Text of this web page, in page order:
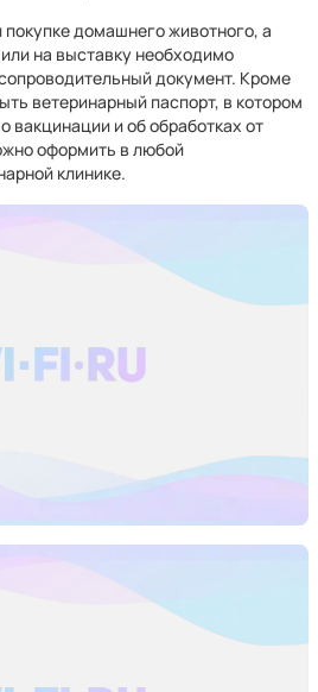
домашнего животного, а
на выставку необходимо
документ. Кроме
ветеринарный паспорт, в котором
и об обработках от
оформить в любой
клинике.